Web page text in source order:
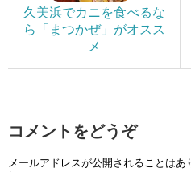
久美浜でカニを食べるな
ら「まつかぜ」がオスス
メ
コメントをどうぞ
メールアドレスが公開されることはあ